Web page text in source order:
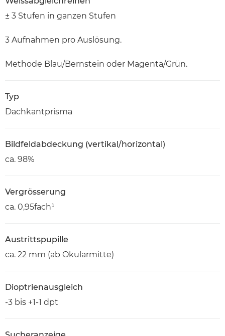
± 3 Stufen in ganzen Stufen
3 Aufnahmen pro Auslösung.
Methode Blau/Bernstein oder Magenta/Grün.
Typ
Dachkantprisma
Bildfeldabdeckung (vertikal/horizontal)
ca. 98%
Vergrösserung
ca. 0,95fach¹
Austrittspupille
ca. 22 mm (ab Okularmitte)
Dioptrienausgleich
-3 bis +1-1 dpt